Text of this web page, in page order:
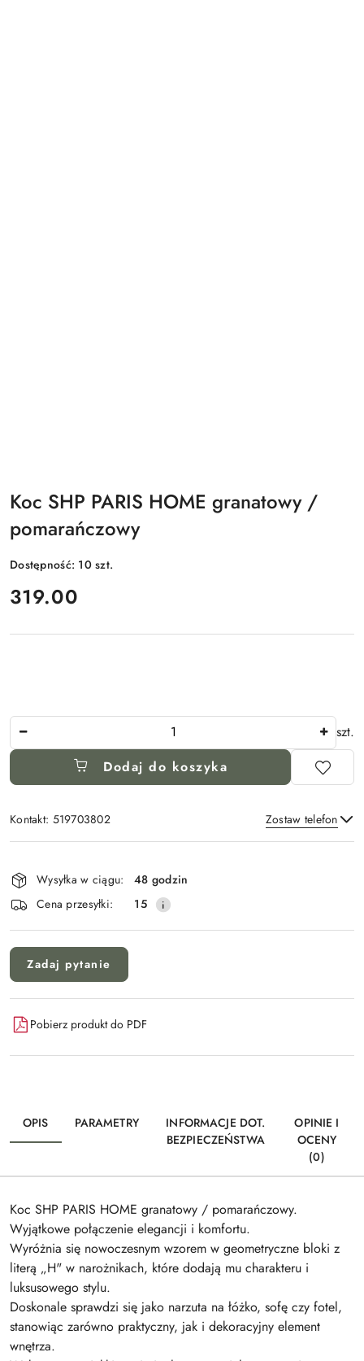
Koc SHP PARIS HOME granatowy /
pomarańczowy
Dostępność: 10szt.
cena:
319.00
szt.
Dodaj do koszyka
Kontakt: 519703802 Zostaw telefon
Dostępność
i
dostawa
Wysyłka w ciągu:
48 godzin
Cena przesyłki:
15
Zadaj pytanie
Pobierz produkt do PDF
OPIS PARAMETRY
INFORMACJE DOT.
BEZPIECZEŃSTWA
OPINIE I
OCENY
(0)
Koc SHP PARIS HOME granatowy / pomarańczowy.
Wyjątkowe połączenie elegancji i komfortu.
Wyróżnia się nowoczesnym wzorem w geometryczne bloki z
literą „H" w narożnikach, które dodają mu charakteru i
luksusowego stylu.
Doskonale sprawdzi się jako narzuta na łóżko, sofę czy fotel,
stanowiąc zarówno praktyczny, jak i dekoracyjny element
wnętrza.